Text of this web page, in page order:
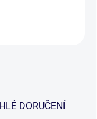
DORUČENÍ